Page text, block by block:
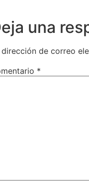
una
dirección de correo
*